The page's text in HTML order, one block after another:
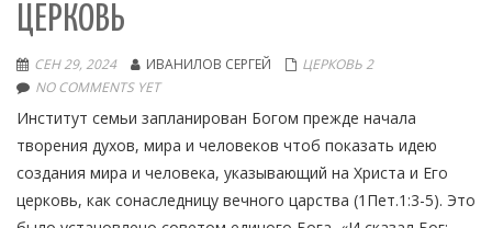
ЦЕРКОВЬ
СЕН 29, 2024 ИВАНИЛОВ СЕРГЕЙ
ЦЕРКОВЬ 2
NO COMMENTS YET
Институт семьи запланирован Богом прежде начала
творения духов, мира и человеков чтоб показать идею
создания мира и человека, указывающий на Христа и Его
церковь, как сонаследницу вечного царства (1Пет.1:3-5). Это